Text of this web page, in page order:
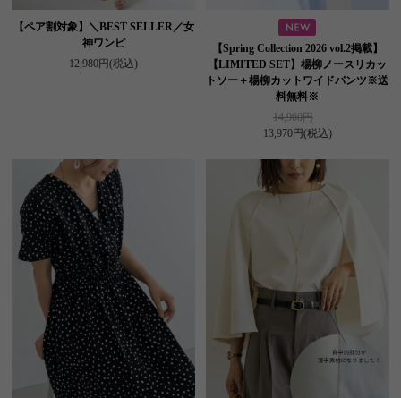
【ペア割対象】＼BEST SELLER／女
神ワンピ
12,980円(税込)
【Spring Collection 2026 vol.2掲載】
【LIMITED SET】楊柳ノースリカッ
トソー＋楊柳カットワイドパンツ※送
料無料※
14,960円
13,970円(税込)